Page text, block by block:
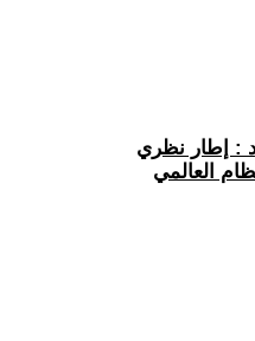
: إطار نظري
العالمي